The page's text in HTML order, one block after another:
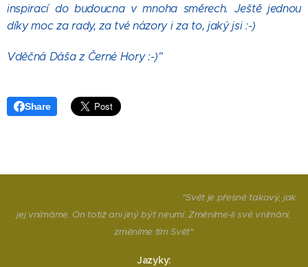
inspirací do budoucna v mnoha směrech. Ještě jednou
díky moc za rady, za tvé názory i za to, jaký jsi :-)
Vděčná Dáša z Černé Hory :-)"
Share
"Svět je přesně takový, jak
jej vnímáme. On totiž ani jiný být neumí. Změníme-li své vnímání,
změníme tím Svět"
Jazyky